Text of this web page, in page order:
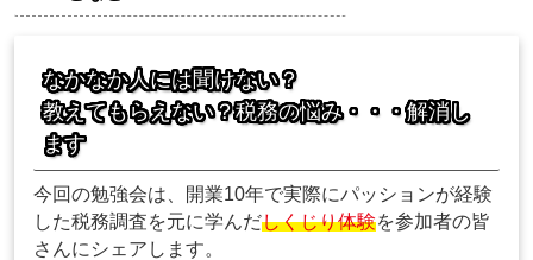
なかなか人には聞けない？
教えてもらえない？税務の悩み・・・解消し
ます
今回の勉強会は、開業10年で実際にパッションが経験
した税務調査を元に学んだしくじり体験を参加者の皆
さんにシェアします。